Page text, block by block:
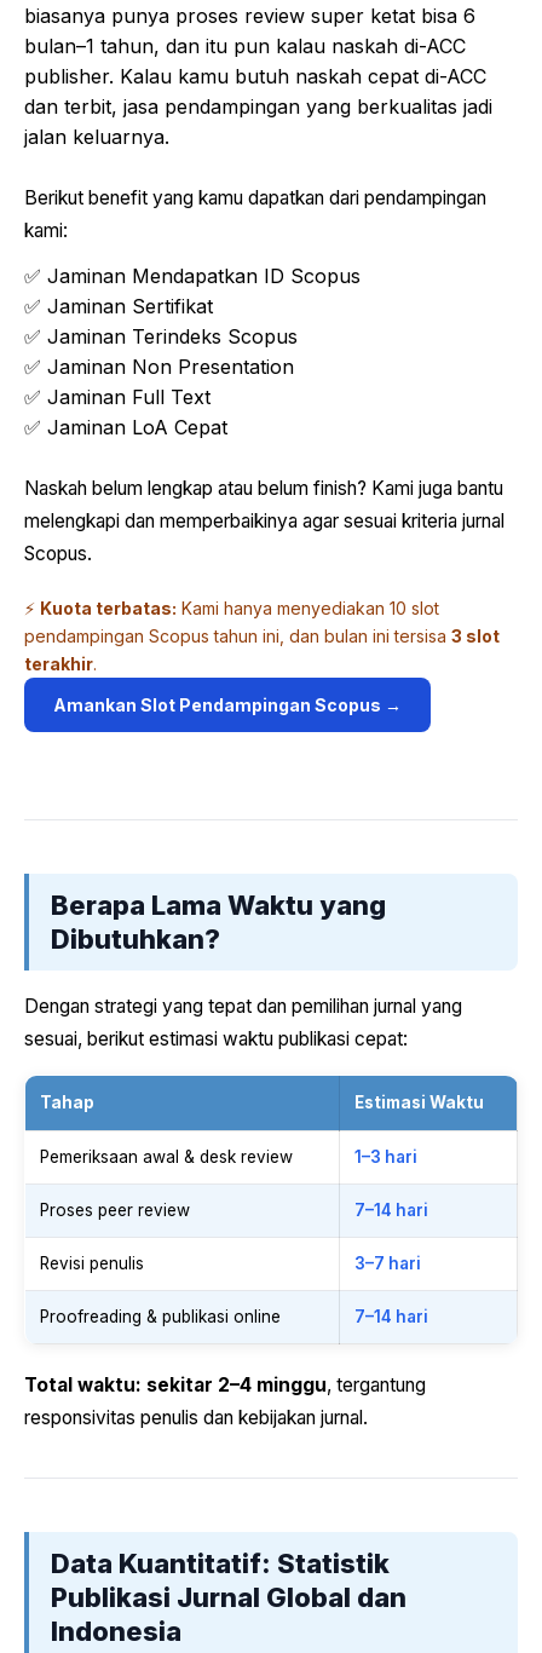
biasanya punya proses review super ketat bisa 6
bulan–1 tahun, dan itu pun kalau naskah di-ACC
publisher. Kalau kamu butuh naskah cepat di-ACC
dan terbit, jasa pendampingan yang berkualitas jadi
jalan keluarnya.
Berikut benefit yang kamu dapatkan dari pendampingan
kami:
✅ Jaminan Mendapatkan ID Scopus
✅ Jaminan Sertifikat
✅ Jaminan Terindeks Scopus
✅ Jaminan Non Presentation
✅ Jaminan Full Text
✅ Jaminan LoA Cepat
Naskah belum lengkap atau belum finish? Kami juga bantu
melengkapi dan memperbaikinya agar sesuai kriteria jurnal
Scopus.
⚡ Kuota terbatas: Kami hanya menyediakan 10 slot
pendampingan Scopus tahun ini, dan bulan ini tersisa 3 slot
terakhir.
Amankan Slot Pendampingan Scopus →
Berapa Lama Waktu yang
Dibutuhkan?
Dengan strategi yang tepat dan pemilihan jurnal yang
sesuai, berikut estimasi waktu publikasi cepat:
Tahap Estimasi Waktu
Pemeriksaan awal & desk review 1–3 hari
Proses peer review 7–14 hari
Revisi penulis 3–7 hari
Proofreading & publikasi online 7–14 hari
Total waktu: sekitar 2–4 minggu, tergantung
responsivitas penulis dan kebijakan jurnal.
Data Kuantitatif: Statistik
Publikasi Jurnal Global dan
Indonesia